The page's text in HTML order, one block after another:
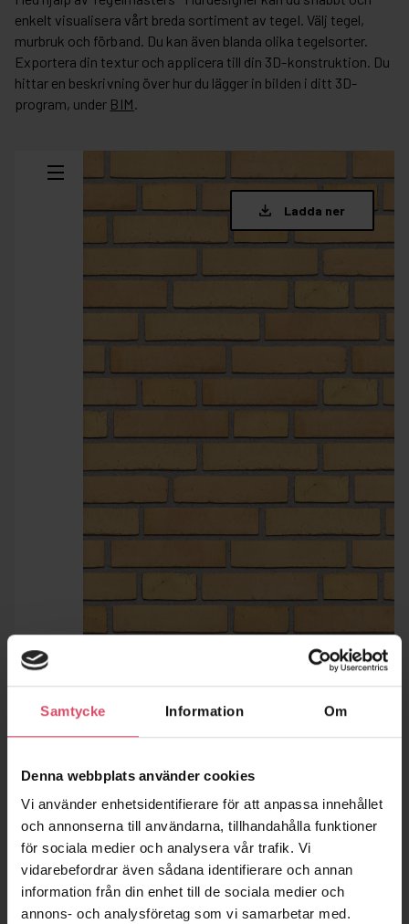
Samtycke Information Om
Denna webbplats använder cookies
Vi använder enhetsidentifierare för att anpassa innehållet
och annonserna till användarna, tillhandahålla funktioner
för sociala medier och analysera vår trafik. Vi
vidarebefordrar även sådana identifierare och annan
information från din enhet till de sociala medier och
annons- och analysföretag som vi samarbetar med.
enkelt visualisera vårt breda sortiment av tegel. Välj tegel,
murbruk och förband. Du kan även blanda olika tegelsorter.
Exportera din textur och applicera till din 3D-konstruktion. Du
hittar en beskrivning över hur du lägger in bilden i ditt 3D-
program, under BIM.